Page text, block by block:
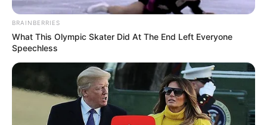
Young sebagai raja baru, Ra On kini membuka usaha toko buku
dan hidup dengan tenang bersama keluarga nya, Lee Young juga
kerap kali mendatangi Ra On dan mengobrol bersama.
Baca juga:Sinopsis Love in the Moonlight Episode 1 – 18
Lengkap
LOVE IN THE MOONLIGHT
BRAINBERRIES
What This Olympic Skater Did At The End Left Everyone
Speechless